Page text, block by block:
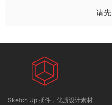
请先
Sketch Up 插件，优质设计素材